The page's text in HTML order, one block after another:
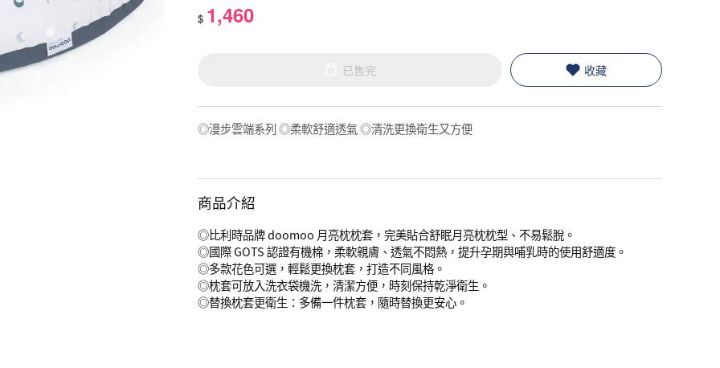
$ 1,460
已售完 收藏
◎漫步雲端系列 ◎柔軟舒適透氣 ◎清洗更換衛生又方便
商品介紹
◎比利時品牌 doomoo 月亮枕枕套，完美貼合舒眠月亮枕枕型、不易鬆脫。
◎國際 GOTS 認證有機棉，柔軟親膚、透氣不悶熱，提升孕期與哺乳時的使用舒適度。
◎多款花色可選，輕鬆更換枕套，打造不同風格。
◎枕套可放入洗衣袋機洗，清潔方便，時刻保持乾淨衛生。
◎替換枕套更衛生：多備一件枕套，隨時替換更安心。